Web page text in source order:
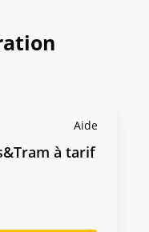
Aide
à tarif